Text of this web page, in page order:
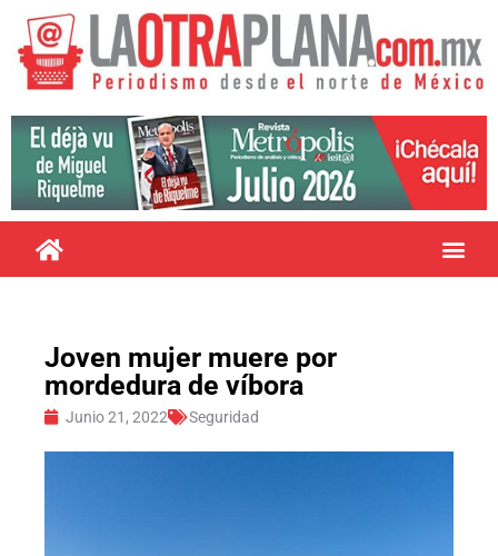
Joven mujer muere por
mordedura de víbora
Junio 21, 2022 Seguridad